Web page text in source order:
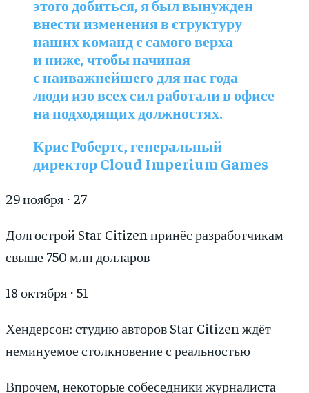
этого добиться, я был вынужден
внести изменения в структуру
наших команд с самого верха
и ниже, чтобы начиная
с наиважнейшего для нас года
люди изо всех сил работали в офисе
на подходящих должностях.
Крис Робертс, генеральный
директор Cloud Imperium Games
29 ноября ⋅ 27
Долгострой Star Citizen принёс разработчикам
свыше 750 млн долларов
18 октября ⋅ 51
Хендерсон: студию авторов Star Citizen ждёт
неминуемое столкновение с реальностью
Впрочем, некоторые собеседники журналиста